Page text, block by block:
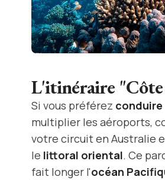
L'itinéraire "Côte
Si vous préférez conduire
multiplier les aéroports,
votre circuit en Australie
le littoral oriental. Ce
fait longer l'océan